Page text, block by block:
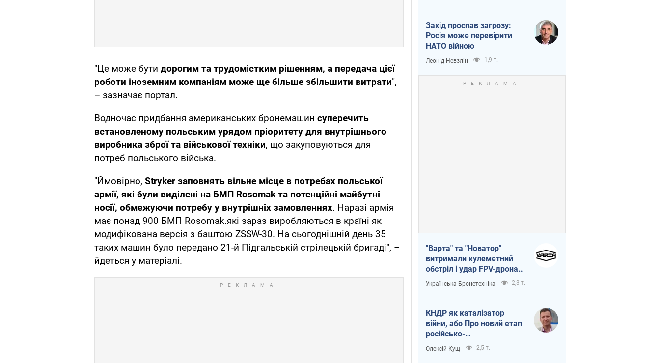
"Це може бути дорогим та трудомістким рішенням, а передача цієї
роботи іноземним компаніям може ще більше збільшити витрати",
– зазначає портал.
Водночас придбання американських бронемашин суперечить
встановленому польським урядом пріоритету для внутрішнього
виробника зброї та військової техніки, що закуповуються для
потреб польського війська.
"Ймовірно, Stryker заповнять вільне місце в потребах польської
армії, які були виділені на БМП Rosomak та потенційні майбутні
носії, обмежуючи потребу у внутрішніх замовленнях. Наразі армія
має понад 900 БМП Rosomak.які зараз виробляються в країні як
модифікована версія з баштою ZSSW-30. На сьогоднішній день 35
таких машин було передано 21-й Підгальській стрілецькій бригаді", –
йдеться у матеріалі.
Захід проспав загрозу:
Росія може перевірити
НАТО війною
Леонід Невзлін 1,9 т.
"Варта" та "Новатор"
витримали кулеметний
обстріл і удар FPV-дрона,
врятувавши життя
офіцеру ЗСУ
Українська Бронетехніка 2,3 т.
КНДР як каталізатор
війни, або Про новий етап
російсько-
північнокорейського
Олексій Кущ 2,5 т.